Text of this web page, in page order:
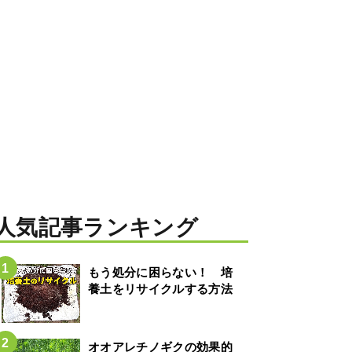
気記事ランキング
もう処分に困らない！ 培
養土をリサイクルする方法
オオアレチノギクの効果的